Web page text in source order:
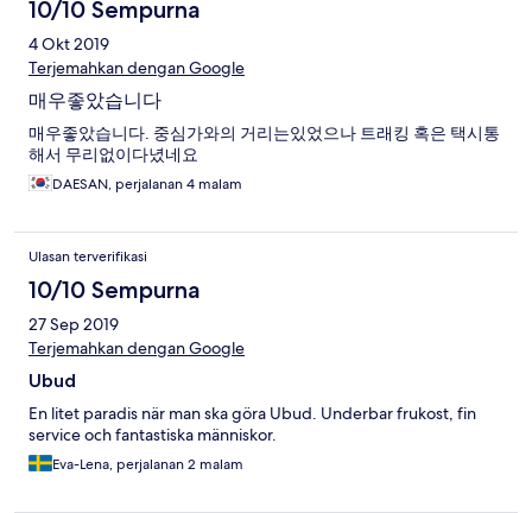
10/10 Sempurna
4 Okt 2019
Terjemahkan dengan Google
매우좋았습니다
매우좋았습니다. 중심가와의 거리는있었으나 트래킹 혹은 택시통
해서 무리없이다녔네요
DAESAN, perjalanan 4 malam
Ulasan terverifikasi
10/10 Sempurna
27 Sep 2019
Terjemahkan dengan Google
Ubud
En litet paradis när man ska göra Ubud. Underbar frukost, fin
service och fantastiska människor.
Eva-Lena, perjalanan 2 malam